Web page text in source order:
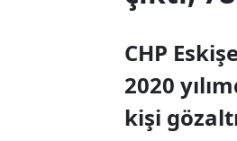
CHP
2020
kişi